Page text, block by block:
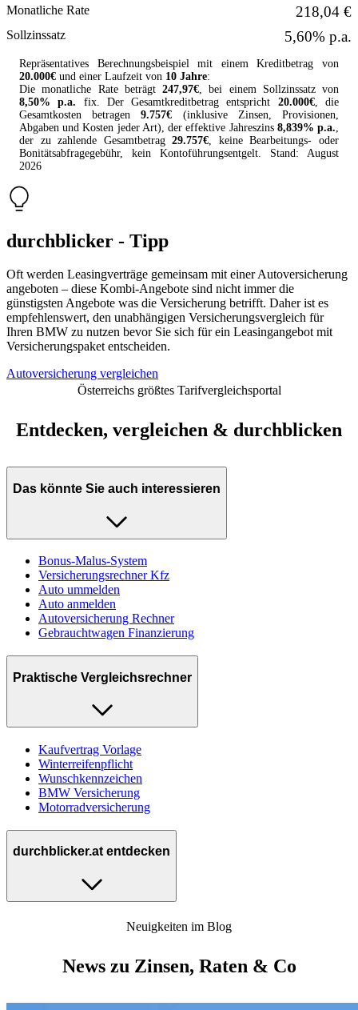
Monatliche Rate
218,04 €
Sollzinssatz 5,60% p.a.
Repräsentatives Berechnungsbeispiel mit einem Kreditbetrag von
20.000€ und einer Laufzeit von 10 Jahre:
Die monatliche Rate beträgt 247,97€ , bei einem Sollzinssatz von
8,50% p.a. fix. Der Gesamtkreditbetrag entspricht 20.000€, die
Gesamtkosten betragen
9.757€ (inklusive Zinsen, Provisionen,
Abgaben und Kosten jeder Art), der effektive Jahreszins 8,839% p.a.
der zu zahlende Gesamtbetrag 29.757€ , keine Bearbeitungs- oder
Bonitätsabfragegebühr, kein Kontoführungsentgelt. Stand: August
2026
durchblicker - Tipp
Oft werden Leasingverträge gemeinsam mit einer Autoversicherung
angeboten – diese Kombi-Angebote sind nicht immer die
günstigsten Angebote was die Versicherung betrifft. Daher ist es
empfehlenswert, den unabhängigen Versicherungsvergleich für
Ihren BMW zu nutzen bevor Sie sich für ein Leasingangebot mit
Versicherungspaket entscheiden.
Autoversicherung vergleichen
Österreichs größtes Tarifvergleichsportal
Entdecken, vergleichen & durchblicken
Das könnte Sie auch interessieren
Bonus-Malus-System
Versicherungsrechner Kfz
Auto ummelden
Auto anmelden
Autoversicherung Rechner
Gebrauchtwagen Finanzierung
Praktische Vergleichsrechner
Kaufvertrag Vorlage
Winterreifenpflicht
Wunschkennzeichen
BMW Versicherung
Motorradversicherung
durchblicker.at entdecken
Neuigkeiten im Blog
News zu Zinsen, Raten & Co